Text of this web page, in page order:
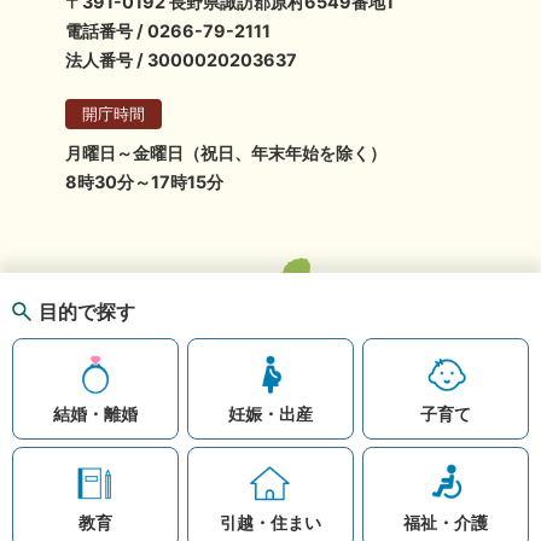
目的で探す
結婚・離婚 妊娠・出産 子育て
教育 引越・住まい 福祉・介護
電話番号 / 0266-79-2111
法人番号 / 3000020203637
開庁時間
月曜日～金曜日（祝日、年末年始を除く）
8時30分～17時15分